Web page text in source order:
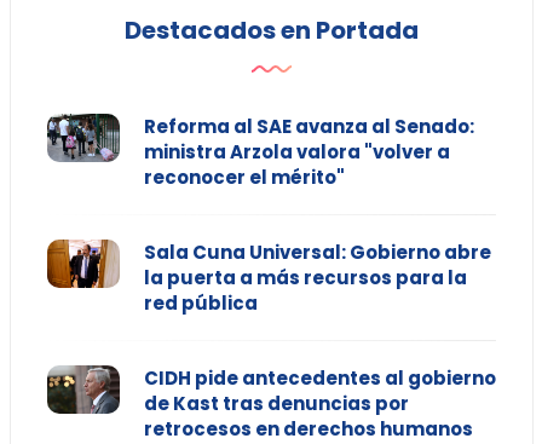
Destacados en Portada
Reforma al SAE avanza al Senado:
ministra Arzola valora "volver a
reconocer el mérito"
Sala Cuna Universal: Gobierno abre
la puerta a más recursos para la
red pública
CIDH pide antecedentes al gobierno
de Kast tras denuncias por
retrocesos en derechos humanos